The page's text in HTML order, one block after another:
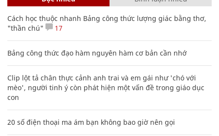
Cách học thuộc nhanh Bảng công thức lượng giác bằng thơ,
"thần chú"
17
Bảng công thức đạo hàm nguyên hàm cơ bản cần nhớ
Clip lột tả chân thực cảnh anh trai và em gái như 'chó với
mèo', người tinh ý còn phát hiện một vấn đề trong giáo dục
con
20 số điện thoại ma ám bạn không bao giờ nên gọi